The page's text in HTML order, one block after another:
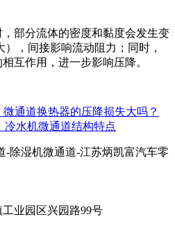
部分流体的密度和黏度会发生变
，间接影响流动阻力；同时，
互作用，进一步影响压降。
通道换热器的压降损失大吗？
冷水机微通道结构特点
-除湿机微通道-江苏炳凯富汽车零
业园区兴园路99号